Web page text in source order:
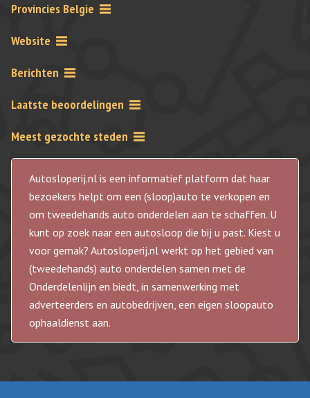
Provincies Belgie
Website
Berichten
Laatste beoordelingen
Meest gezochte steden
Autosloperij.nl is een informatief platform dat haar
bezoekers helpt om een (sloop)auto te verkopen en
om tweedehands auto onderdelen aan te schaffen. U
kunt op zoek naar een autosloop die bij u past. Kiest u
voor gemak? Autosloperij.nl werkt op het gebied van
(tweedehands) auto onderdelen samen met de
Onderdelenlijn en biedt, in samenwerking met
adverteerders en autobedrijven, een eigen sloopauto
ophaaldienst aan.